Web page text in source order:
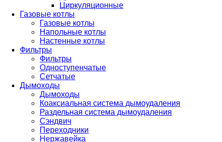
Циркуляционные
Газовые котлы
Газовые котлы
Напольные котлы
Настенные котлы
Фильтры
Фильтры
Одноступенчатые
Сетчатые
Дымоходы
Дымоходы
Коаксиальная система дымоудаления
Раздельная система дымоудаления
Сэндвич
Переходники
Нержавейка